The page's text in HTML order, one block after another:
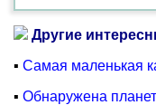
Другие
▪ Самая маленькая
▪ Обнаружена